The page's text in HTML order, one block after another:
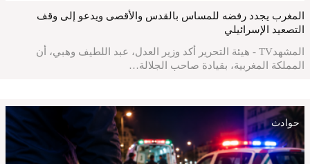
المغرب يجدد رفضه للمساس بالقدس والأقصى ويدعو إلى وقف
التصعيد الإسرائيلي
المشهدTV - هيئة التحرير أكد وزير العدل، عبد اللطيف وهبي، أن
المملكة المغربية، بقيادة صاحب الجلالة…
حوادث